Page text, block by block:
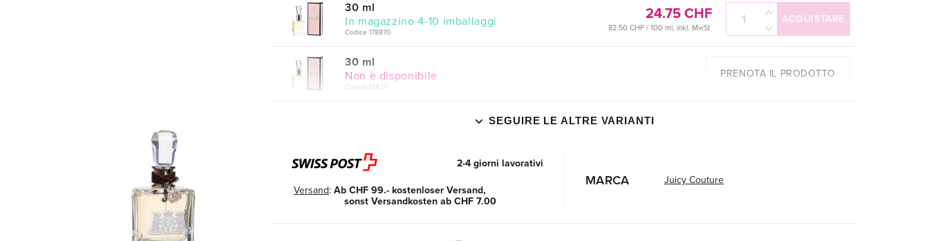
30 ml
In magazzino 4-10 imballaggi
Codice 178870
24.75 CHF
82.50 CHF / 100 ml, inkl. MwSt.
ACQUISTARE
30 ml
Non è disponibile
Codice 13429
PRENOTA IL PRODOTTO
SEGUIRE LE ALTRE VARIANTI
2-4 giorni lavorativi
Versand: Ab CHF 99.- kostenloser Versand,
sonst Versandkosten ab CHF 7.00
MARCA Juicy Couture